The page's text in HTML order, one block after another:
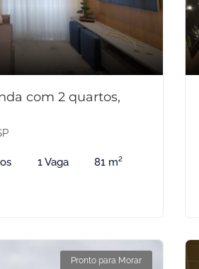
com 2 quartos,
1 Vaga 81 m²
Pronto para Morar